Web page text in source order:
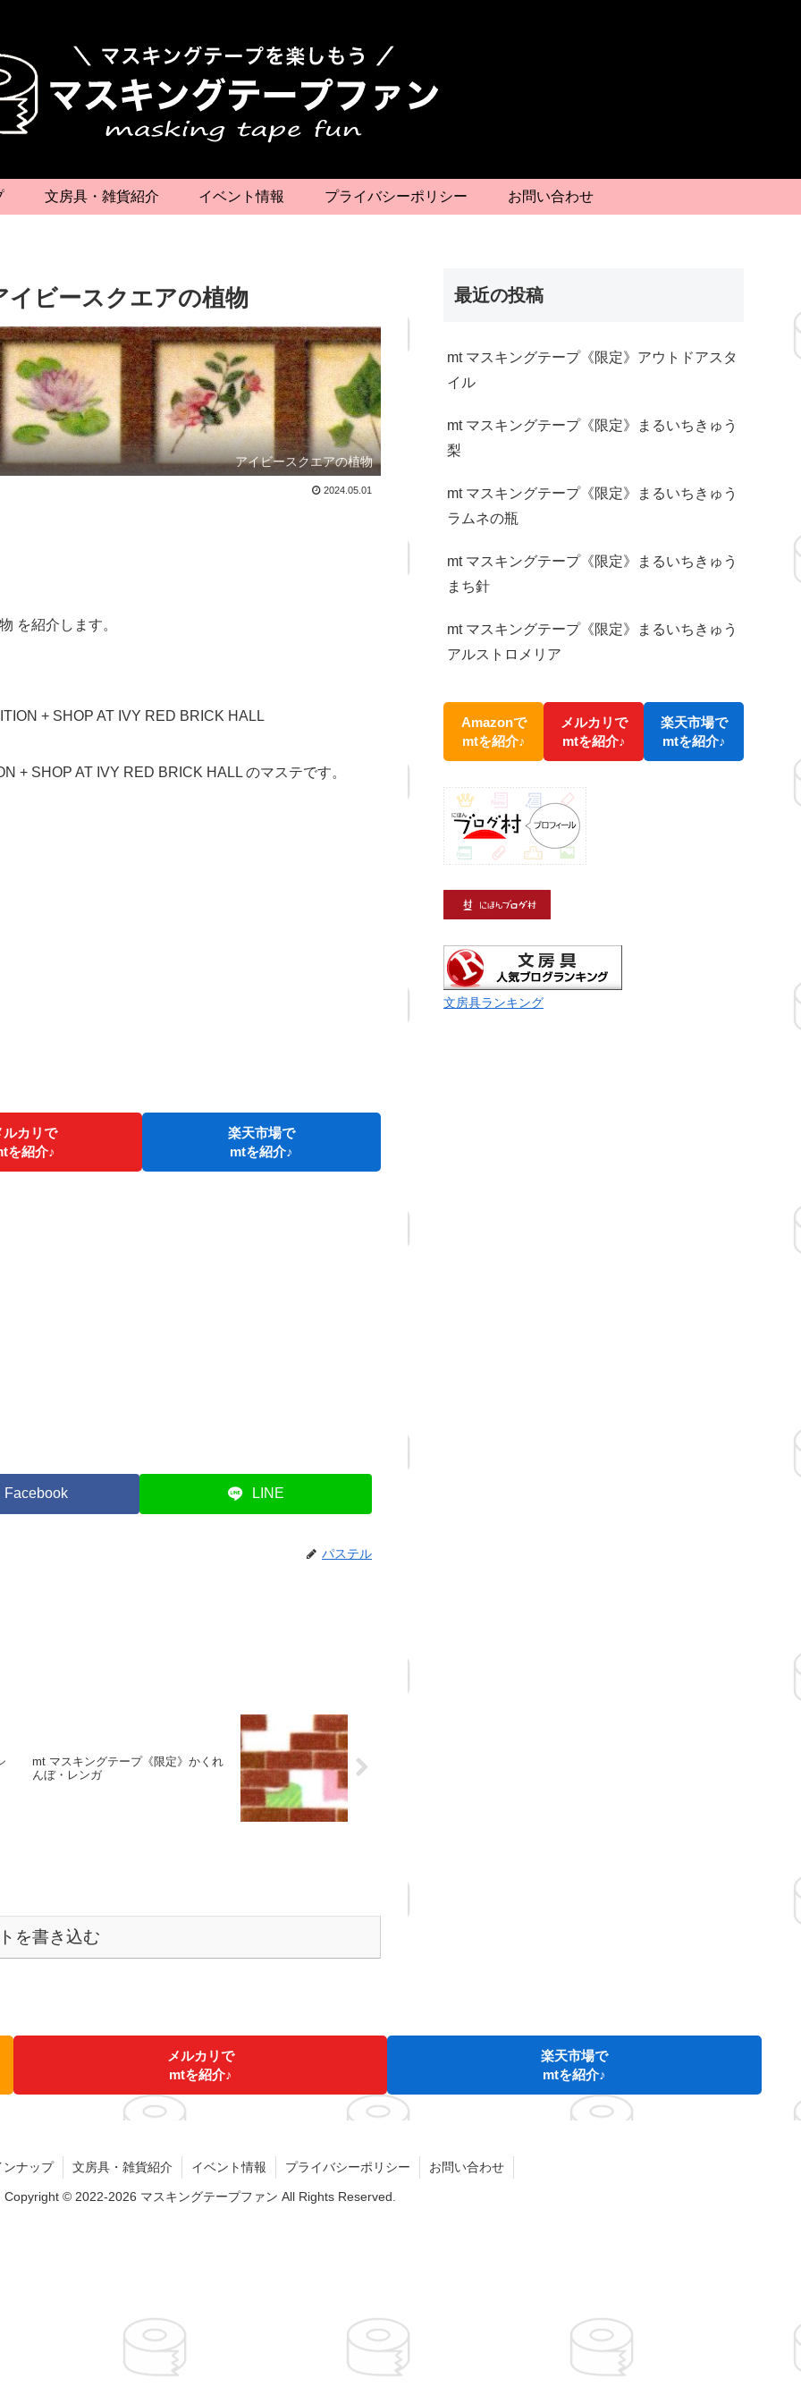
文房具・雑貨紹介 イベント情報 プライバシーポリシー お問い合わせ
ビースクエアの植物
アイビースクエアの植物
2024.05.01
を紹介します。
+ SHOP AT IVY RED BRICK HALL
+ SHOP AT IVY RED BRICK HALL のマステです。
ルカリで
を紹介♪
楽天市場で
mtを紹介♪
Facebook LINE
パステル
mt マスキングテープ《限定》かくれ
んぼ・レンガ
を書き込む
最近の投稿
mt マスキングテープ《限定》アウトドアスタ
イル
mt マスキングテープ《限定》まるいちきゅう
梨
mt マスキングテープ《限定》まるいちきゅう
ラムネの瓶
mt マスキングテープ《限定》まるいちきゅう
まち針
mt マスキングテープ《限定》まるいちきゅう
アルストロメリア
Amazonで
mtを紹介♪
メルカリで
mtを紹介♪
楽天市場で
mtを紹介♪
文房具ランキング
メルカリで
mtを紹介♪
楽天市場で
mtを紹介♪
ナップ 文房具・雑貨紹介 イベント情報 プライバシーポリシー お問い合わせ
Copyright © 2022-2026 マスキングテープファン All Rights Reserved.